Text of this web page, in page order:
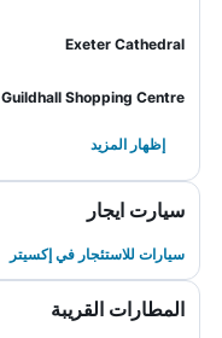
Exeter Cathedral
Guildhall Shopping Centre
إظهار المزيد
سيارت ايجار
سيارات للاستئجار في إكسيتر
المطارات القريبة